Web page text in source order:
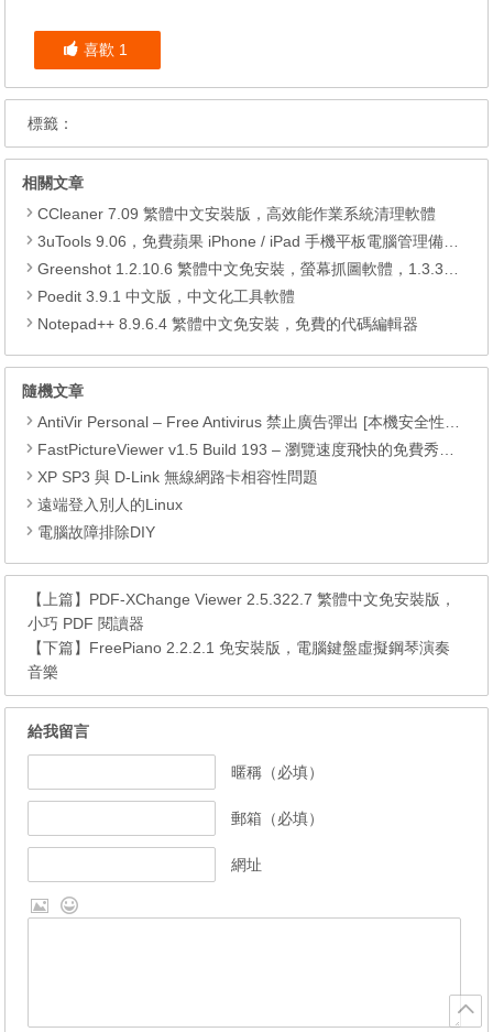
喜歡 1
標籤：
相關文章
CCleaner 7.09 繁體中文安裝版，高效能作業系統清理軟體
3uTools 9.06，免費蘋果 iPhone / iPad 手機平板電腦管理備份還原軟體
Greenshot 1.2.10.6 繁體中文免安裝，螢幕抓圖軟體，1.3.315 安裝版
Poedit 3.9.1 中文版，中文化工具軟體
Notepad++ 8.9.6.4 繁體中文免安裝，免費的代碼編輯器
隨機文章
AntiVir Personal – Free Antivirus 禁止廣告彈出 [本機安全性原則法]
FastPictureViewer v1.5 Build 193 – 瀏覽速度飛快的免費秀圖軟體
XP SP3 與 D-Link 無線網路卡相容性問題
遠端登入別人的Linux
電腦故障排除DIY
【上篇】 PDF-XChange Viewer 2.5.322.7 繁體中文免安裝版，
小巧 PDF 閱讀器
【下篇】 FreePiano 2.2.2.1 免安裝版，電腦鍵盤虛擬鋼琴演奏
音樂
給我留言
暱稱（必填）
郵箱（必填）
網址